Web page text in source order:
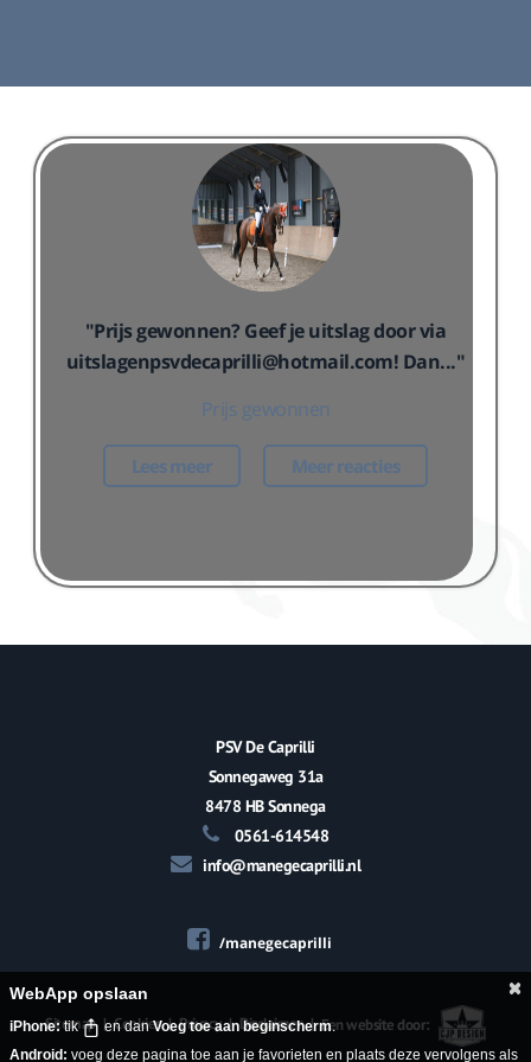
"Prijs gewonnen? Geef je uitslag door via
uitslagenpsvdecaprilli@hotmail.com! Dan..."
Prijs gewonnen
Lees meer Meer reacties
PSV De Caprilli
Sonnegaweg 31a
8478 HB Sonnega
0561-614548
info@manegecaprilli.nl
/manegecaprilli
Sitemap | Cookies | Privacy | Disclaimer | Een website door:
WebApp opslaan
iPhone:tik en danVoeg toe aan beginscherm.
Android: voeg deze pagina toe aan je favorieten en plaats deze vervolgens als